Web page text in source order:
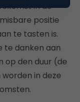
in de
positie
te tasten is.
te danken aan
op den duur (de
in deze